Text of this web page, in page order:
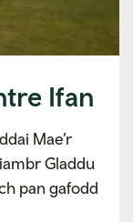
Ifan
Mae’r
Gladdu
pan gafodd